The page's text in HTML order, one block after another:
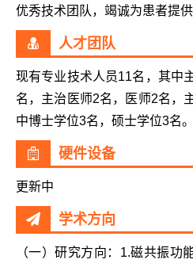
优秀技术团队，竭诚为患者提供
人才团队
现有专业技术人员11名，其中
名，主治医师2名，医师2名，
中博士学位3名，硕士学位3名。
硬件设备
更新中
学术方向
（一）研究方向：1.磁共振功